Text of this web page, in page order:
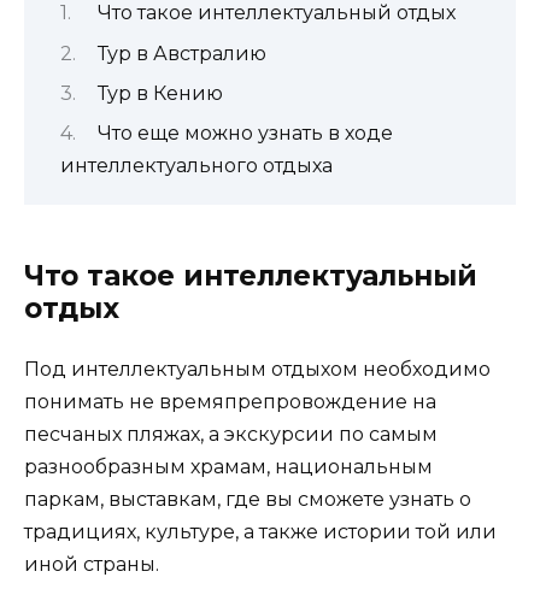
Что такое интеллектуальный отдых
Тур в Австралию
Тур в Кению
Что еще можно узнать в ходе
интеллектуального отдыха
Что такое интеллектуальный
отдых
Под интеллектуальным отдыхом необходимо
понимать не времяпрепровождение на
песчаных пляжах, а экскурсии по самым
разнообразным храмам, национальным
паркам, выставкам, где вы сможете узнать о
традициях, культуре, а также истории той или
иной страны.